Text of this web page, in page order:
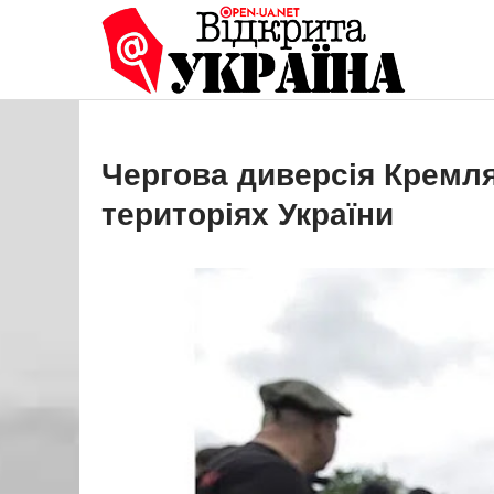
Чергова диверсія
територіях України